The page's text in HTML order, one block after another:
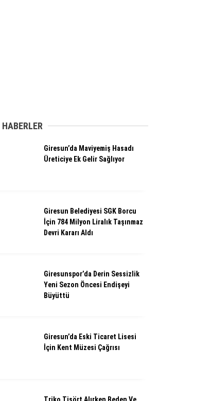
HABERLER
Giresun’da Maviyemiş Hasadı
Üreticiye Ek Gelir Sağlıyor
Giresun Belediyesi SGK Borcu
İçin 784 Milyon Liralık Taşınmaz
Devri Kararı Aldı
Giresunspor’da Derin Sessizlik
Yeni Sezon Öncesi Endişeyi
Büyüttü
Giresun’da Eski Ticaret Lisesi
İçin Kent Müzesi Çağrısı